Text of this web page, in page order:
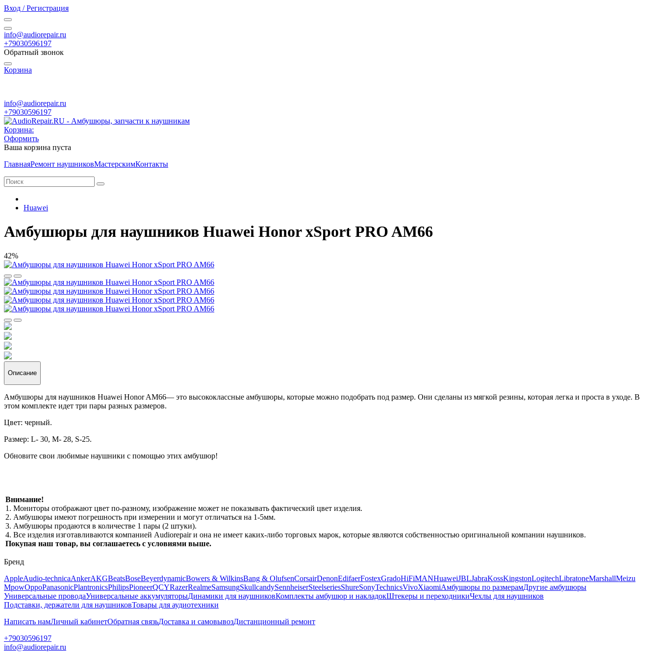
Вход / Регистрация
info@audiorepair.ru
+79030596197
Обратный звонок
Корзина
info@audiorepair.ru
+79030596197
Корзина:
Оформить
Ваша корзина пуста
ГлавнаяРемонт наушниковМастерскимКонтакты
Huawei
Амбушюры для наушников Huawei Honor xSport PRO AM66
42%
Описание
Амбушюры для наушников Huawei Honor AM66— это высококлассные амбушюры, которые можно подобрать под размер. Они сделаны из мягкой резины, которая легка и проста в уходе. В
этом комплекте идет три пары разных размеров.
Цвет: черный.
Размер: L- 30, M- 28, S-25.
Обновите свои любимые наушники с помощью этих амбушюр!
Внимание!
1. Мониторы отображают цвет по-разному, изображение может не показывать фактический цвет изделия.
2. Амбушюры имеют погрешность при измерении и могут отличаться на 1-5мм.
3. Амбушюры продаются в количестве 1 пары (2 штуки).
4. Все изделия изготавливаются компанией Audiorepair и она не имеет каких-либо торговых марок, которые являются собственностью оригинальной компании наушников.
Покупая наш товар, вы соглашаетесь с условиями выше.
Бренд
AppleAudio-technicaAnkerAKGBeatsBoseBeyerdynamicBowers & WilkinsBang & OlufsenCorsairDenonEdifaerFostexGradoHiFiMANHuaweiJBLJabraKossKingstonLogitechLibratoneMarshallMeizu
MpowOppoPanasonicPlantronicsPhilipsPioneerQCYRazerRealmeSamsungSkullcandySennheiserSteelseriesShureSonyTechnicsVivoXiaomiАмбушюры по размерамДругие амбушюры
Универсальные проводаУниверсальные аккумуляторыДинамики для наушниковКомплекты амбушюр и накладокШтекеры и переходникиЧехлы для наушников
Подставки, держатели для наушниковТовары для аудиотехники
Написать намЛичный кабинетОбратная связьДоставка и самовывозДистанционный ремонт
+79030596197
info@audiorepair.ru